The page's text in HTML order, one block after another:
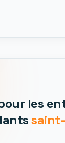
les